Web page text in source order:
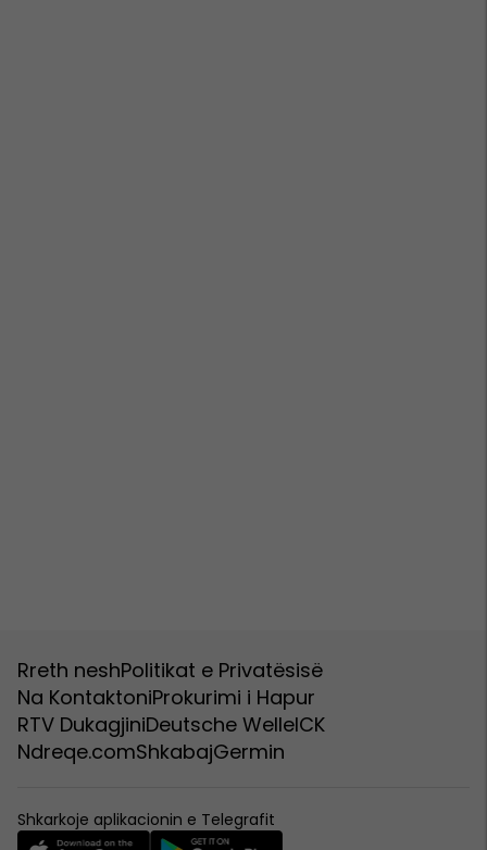
Rreth neshPolitikat e Privatësisë
Na KontaktoniProkurimi i Hapur
RTV DukagjiniDeutsche WelleICK
Ndreqe.comShkabajGermin
Shkarkoje aplikacionin e Telegrafit